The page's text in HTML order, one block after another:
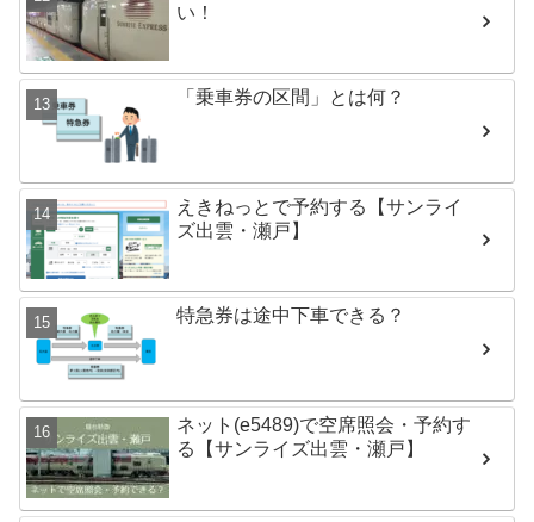
い！
「乗車券の区間」とは何？
えきねっとで予約する【サンライ
ズ出雲・瀬戸】
特急券は途中下車できる？
ネット(e5489)で空席照会・予約す
る【サンライズ出雲・瀬戸】